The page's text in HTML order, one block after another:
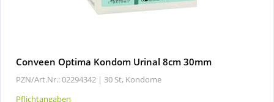
Conveen Optima Kondom Urinal 8cm 30mm
PZN/Art.Nr.: 02294342 | 30 St, Kondome
Pflichtangaben